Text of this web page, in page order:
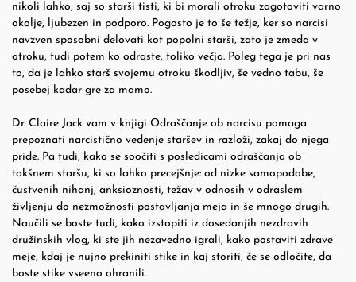
nikoli lahko, saj so starši tisti, ki bi morali otroku zagotoviti varno
okolje, ljubezen in podporo. Pogosto je to še težje, ker so narcisi
navzven sposobni delovati kot popolni starši, zato je zmeda v
otroku, tudi potem ko odraste, toliko večja. Poleg tega je pri nas
to, da je lahko starš svojemu otroku škodljiv, še vedno tabu, še
posebej kadar gre za mamo.
Dr. Claire Jack vam v knjigi Odraščanje ob narcisu pomaga
prepoznati narcistično vedenje staršev in razloži, zakaj do njega
pride. Pa tudi, kako se soočiti s posledicami odraščanja ob
takšnem staršu, ki so lahko precejšnje: od nizke samopodobe,
čustvenih nihanj, anksioznosti, težav v odnosih v odraslem
življenju do nezmožnosti postavljanja meja in še mnogo drugih.
Naučili se boste tudi, kako izstopiti iz dosedanjih nezdravih
družinskih vlog, ki ste jih nezavedno igrali, kako postaviti zdrave
meje, kdaj je nujno prekiniti stike in kaj storiti, če se odločite, da
boste stike vseeno ohranili.